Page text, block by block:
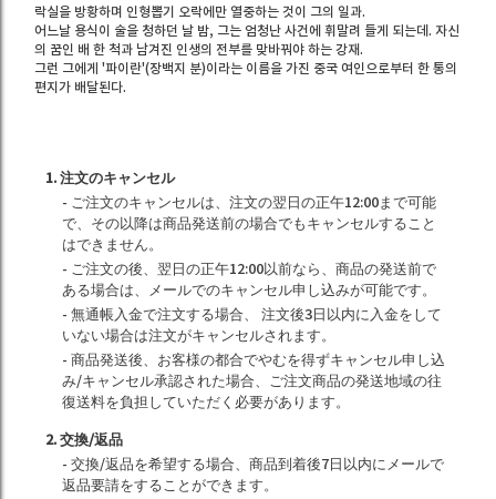
락실을 방황하며 인형뽑기 오락에만 열중하는 것이 그의 일과.
어느날 용식이 술을 청하던 날 밤, 그는 엄청난 사건에 휘말려 들게 되는데. 자신
의 꿈인 배 한 척과 남겨진 인생의 전부를 맞바꿔야 하는 강재.
그런 그에게 '파이란'(장백지 분)이라는 이름을 가진 중국 여인으로부터 한 통의
편지가 배달된다.
1. 注文のキャンセル
- ご注文のキャンセルは、注文の翌日の正午12:00まで可能
で、その以降は商品発送前の場合でもキャンセルすること
はできません。
- ご注文の後、翌日の正午12:00以前なら、商品の発送前で
ある場合は、メールでのキャンセル申し込みが可能です。
- 無通帳入金で注文する場合、 注文後3日以内に入金をして
いない場合は注文がキャンセルされます。
- 商品発送後、お客様の都合でやむを得ずキャンセル申し込
み/キャンセル承認された場合、ご注文商品の発送地域の往
復送料を負担していただく必要があります。
2. 交換/返品
- 交換/返品を希望する場合、商品到着後7日以内にメールで
返品要請をすることができます。